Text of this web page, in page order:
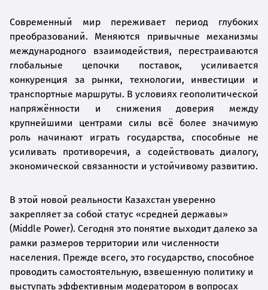
Современный мир переживает период глубоких
преобразований. Меняются привычные механизмы
международного взаимодействия, перестраиваются
глобальные цепочки поставок, усиливается
конкуренция за рынки, технологии, инвестиции и
транспортные маршруты. В условиях геополитической
напряжённости и снижения доверия между
крупнейшими центрами силы всё более значимую
роль начинают играть государства, способные не
усиливать противоречия, а содействовать диалогу,
экономической связанности и устойчивому развитию.
В этой новой реальности Казахстан уверенно
закрепляет за собой статус «средней державы»
(Middle Power). Сегодня это понятие выходит далеко за
рамки размеров территории или численности
населения. Прежде всего, это государство, способное
проводить самостоятельную, взвешенную политику и
выступать эффективным модератором в вопросах